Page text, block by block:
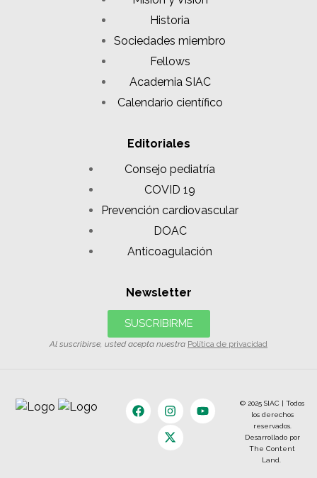
Historia
Sociedades miembro
Fellows
Academia SIAC
Calendario científico
Editoriales
Consejo pediatría
COVID 19
Prevención cardiovascular
DOAC
Anticoagulación
Newsletter
SUSCRIBIRME
Al suscribirse, usted acepta nuestra Política de privacidad
© 2025 SIAC | Todos
los derechos
reservados.
Desarrollado por
The Content
Land.